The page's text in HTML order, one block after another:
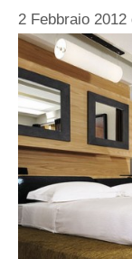
2 Febbraio 2012